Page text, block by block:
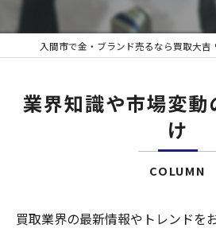
業界知識や市場変動
け
COLUMN
買取業界の最新情報やトレンドを